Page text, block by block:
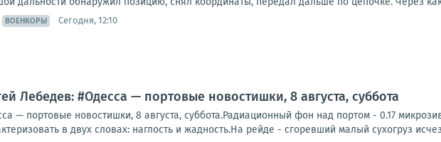
ВОЕНКОРЫ Сегодня, 12:10
Лебедев: #Одесса — портовые новостишки, 8 августа, суббота
— портовые новостишки, 8 августа, суббота.Радиационный фон над портом - 0.17
в двух словах: наглость и жадность.На рейде - сгоревший малый сухогруз